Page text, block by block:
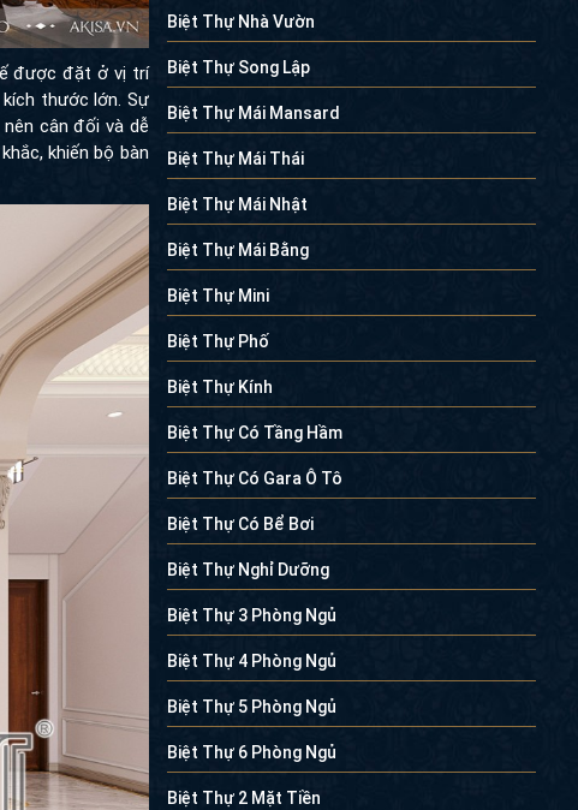
được đặt ở vị trí
thước lớn. Sự
cân đối và dễ
khiến bộ bàn
Biệt Thự Nhà Vườn
Biệt Thự Song Lập
Biệt Thự Mái Mansard
Biệt Thự Mái Thái
Biệt Thự Mái Nhật
Biệt Thự Mái Bằng
Biệt Thự Mini
Biệt Thự Phố
Biệt Thự Kính
Biệt Thự Có Tầng Hầm
Biệt Thự Có Gara Ô Tô
Biệt Thự Có Bể Bơi
Biệt Thự Nghỉ Dưỡng
Biệt Thự 3 Phòng Ngủ
Biệt Thự 4 Phòng Ngủ
Biệt Thự 5 Phòng Ngủ
Biệt Thự 6 Phòng Ngủ
Biệt Thự 2 Mặt Tiền